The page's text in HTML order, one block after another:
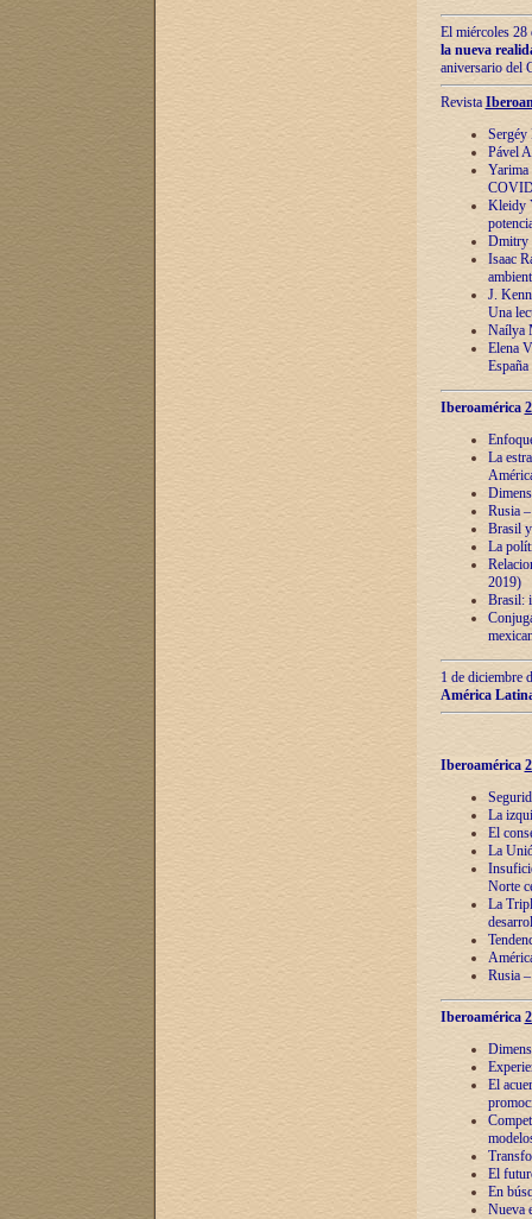
El miércoles 28
la nueva
aniversario del
Revista
Sergéy
Pável
Yarima
Kleidy
Dmitry
Isaac
J.
Una
Naílya
Elena
España
Iberoamérica
La
Rusia
Brasil
La
2019)
Brasil:
1 de diciembre
América
Iberoamérica
La
El
La
Norte
La
Rusia
Iberoamérica
El
El
En
Nueva